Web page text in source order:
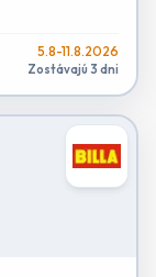
5.8-11.8.2026
Zostávajú 3 dni